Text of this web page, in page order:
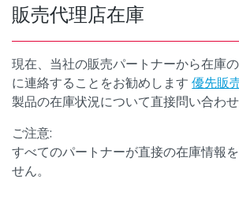
販売代理店在庫
現在、当社の販売パートナーから在庫の
に連絡することをお勧めします 優先販
製品の在庫状況について直接問い合わ
ご注意:
すべてのパートナーが直接の在庫情報
せん。